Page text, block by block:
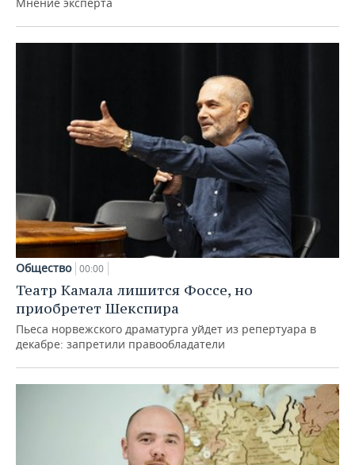
Общество 00:00
Театр Камала лишится Фоссе, но
приобретет Шекспира
Пьеса норвежского драматурга уйдет из репертуара в
декабре: запретили правообладатели